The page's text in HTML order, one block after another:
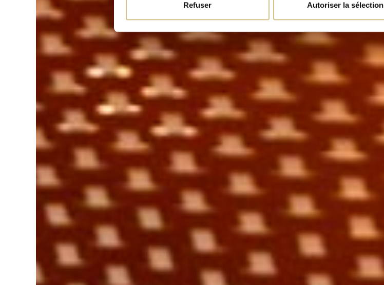
Refuser Autoriser la sélection